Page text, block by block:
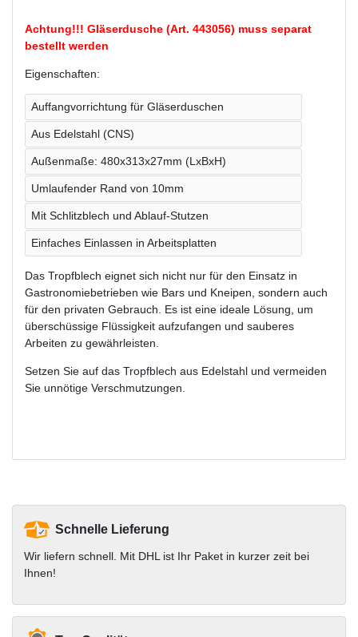
Achtung!!! Gläserdusche (Art. 443056) muss separat
bestellt werden
Eigenschaften:
Auffangvorrichtung für Gläserduschen
Aus Edelstahl (CNS)
Außenmaße: 480x313x27mm (LxBxH)
Umlaufender Rand von 10mm
Mit Schlitzblech und Ablauf-Stutzen
Einfaches Einlassen in Arbeitsplatten
Das Tropfblech eignet sich nicht nur für den Einsatz in
Gastronomiebetrieben wie Bars und Kneipen, sondern auch
für den privaten Gebrauch. Es ist eine ideale Lösung, um
überschüssige Flüssigkeit aufzufangen und sauberes
Arbeiten zu gewährleisten.
Setzen Sie auf das Tropfblech aus Edelstahl und vermeiden
Sie unnötige Verschmutzungen.
Schnelle Lieferung
Wir liefern schnell. Mit DHL ist Ihr Paket in kurzer zeit bei
Ihnen!